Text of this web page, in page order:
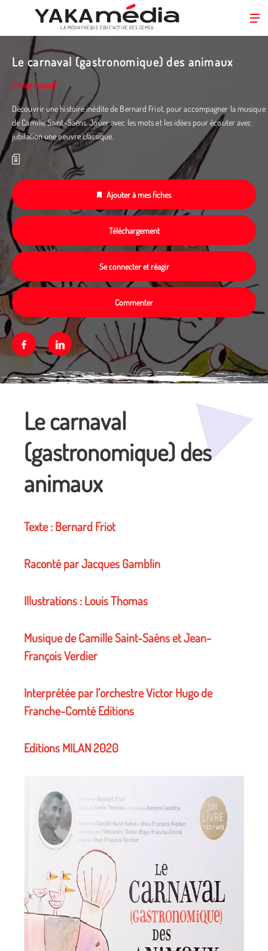
contenu
principal
LA MÉDIATHÈQUE ÉDUC’ACTIVE DES CEMÉA
Le carnaval (gastronomique) des animaux
Olivier Ivanoff
Découvrir une histoire inédite de Bernard Friot, pour accompagner la musique
de Camille Saint-Saëns. Jouer avec les mots et les idées pour écouter avec
jubilation une oeuvre classique.
Ajouter à mes fiches
Téléchargement
Se connecter et réagir
Commenter
FacebookLinkedin
Le carnaval
(gastronomique) des
animaux
Texte : Bernard Friot
Raconté par Jacques Gamblin
Illustrations : Louis Thomas
Musique de Camille Saint-Saëns et Jean-
François Verdier
Interprétée par l’orchestre Victor Hugo de
Franche-Comté Editions
Editions MILAN 2020